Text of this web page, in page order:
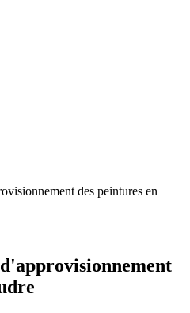
des peintures en